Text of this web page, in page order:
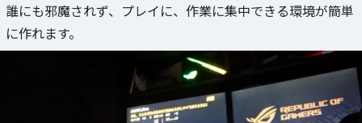
誰にも邪魔されず、プレイに、作業に集中できる環境が簡単
に作れます。